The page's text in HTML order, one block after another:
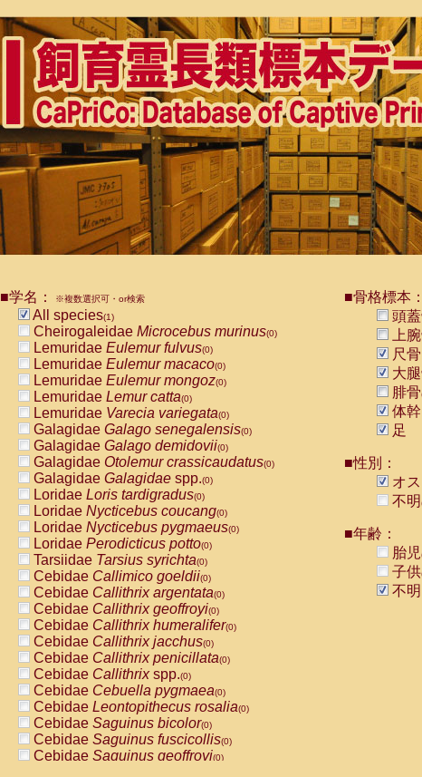
■学名： ※複数選択可・or検索
All species(1)
Cheirogaleidae Microcebus murinus(0)
Lemuridae Eulemur fulvus(0)
Lemuridae Eulemur macaco(0)
Lemuridae Eulemur mongoz(0)
Lemuridae Lemur catta(0)
Lemuridae Varecia variegata(0)
Galagidae Galago senegalensis(0)
Galagidae Galago demidovii(0)
Galagidae Otolemur crassicaudatus(0)
Galagidae Galagidae spp.(0)
Loridae Loris tardigradus(0)
Loridae Nycticebus coucang(0)
Loridae Nycticebus pygmaeus(0)
Loridae Perodicticus potto(0)
Tarsiidae Tarsius syrichta(0)
Cebidae Callimico goeldii(0)
Cebidae Callithrix argentata(0)
Cebidae Callithrix geoffroyi(0)
Cebidae Callithrix humeralifer(0)
Cebidae Callithrix jacchus(0)
Cebidae Callithrix penicillata(0)
Cebidae Callithrixspp.(0)
Cebidae Cebuella pygmaea(0)
Cebidae Leontopithecus rosalia(0)
Cebidae Saguinus bicolor(0)
Cebidae Saguinus fuscicollis(0)
Cebidae Saguinus geoffroyi(0)
■骨格標本：
頭
上
尺骨
大
腓骨
体幹
足
■性別：
オス
不明
■年齢：
胎児
子供
不明